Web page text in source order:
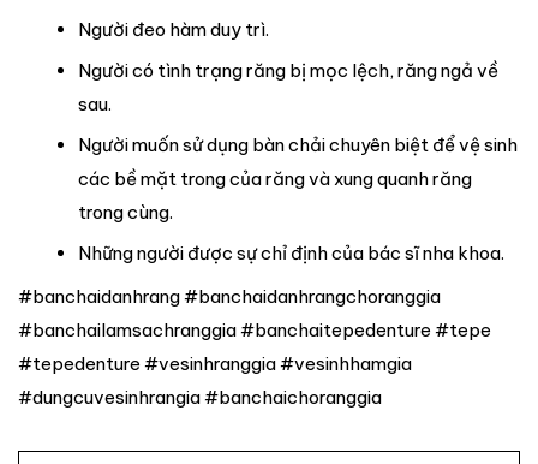
Người đeo hàm duy trì.
Người có tình trạng răng bị mọc lệch, răng ngả về
sau.
Người muốn sử dụng bàn chải chuyên biệt để vệ sinh
các bề mặt trong của răng và xung quanh răng
trong cùng.
Những người được sự chỉ định của bác sĩ nha khoa.
#banchaidanhrang #banchaidanhrangchoranggia
#banchailamsachranggia #banchaitepedenture #tepe
#tepedenture #vesinhranggia #vesinhhamgia
#dungcuvesinhrangia #banchaichoranggia